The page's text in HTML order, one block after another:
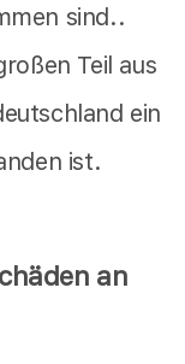
sind..
Teil aus
ein
ist.
an